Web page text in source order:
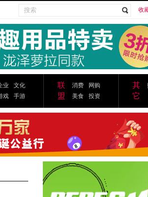
收
业
文化
戏
手游
联
盟
消费
网购
美食
投资
其
它